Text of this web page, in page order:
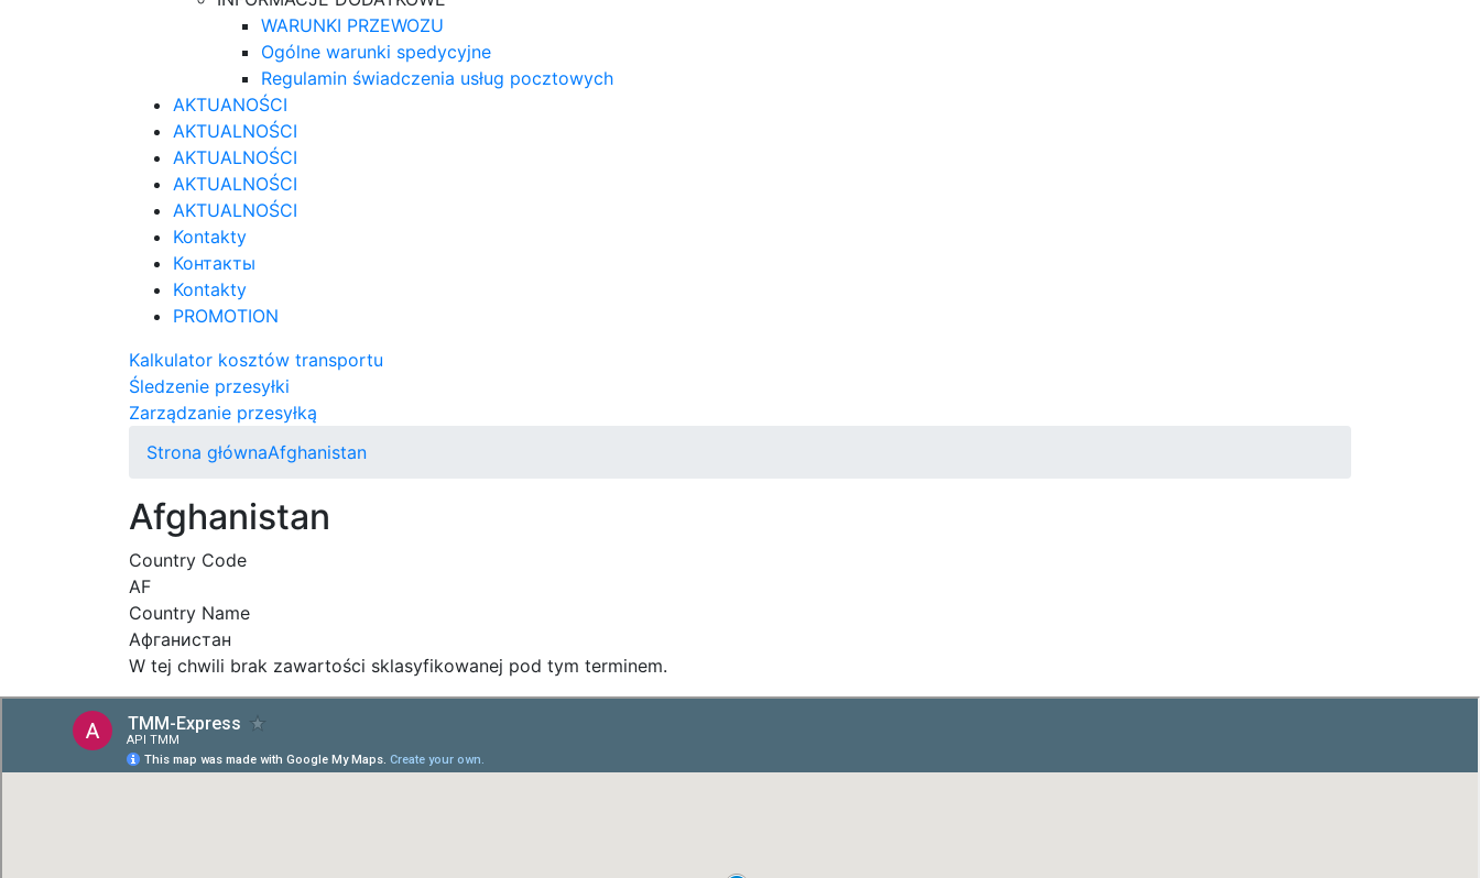
WARUNKI PRZEWOZU
Ogólne warunki spedycyjne
Regulamin świadczenia usług pocztowych
AKTUANOŚCI
AKTUALNOŚCI
AKTUALNOŚCI
AKTUALNOŚCI
AKTUALNOŚCI
Kontakty
Контакты
Kontakty
PROMOTION
Kalkulator kosztów transportu
Śledzenie przesyłki
Zarządzanie przesyłką
Strona głównaAfghanistan
Afghanistan
Country Code
AF
Country Name
Афганистан
W tej chwili brak zawartości sklasyfikowanej pod tym terminem.